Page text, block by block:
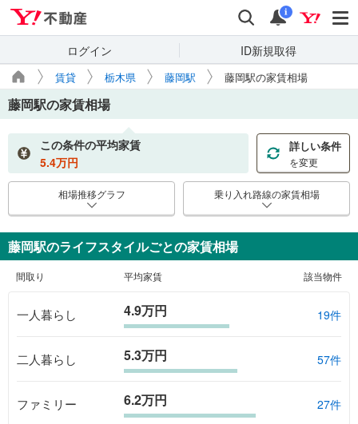
検索 通知
i
ログイン ID新規取得
賃貸 栃木県 藤岡駅 藤岡駅の家賃相場
藤岡駅の家賃相場
この条件の平均家賃
5.4万円
詳しい条件
を変更
相場推移グラフ 乗り入れ路線の家賃相場
藤岡駅のライフスタイルごとの家賃相場
間取り 平均家賃 該当物件
一人暮らし 4.9万円 19件
二人暮らし 5.3万円 57件
ファミリー 6.2万円 27件